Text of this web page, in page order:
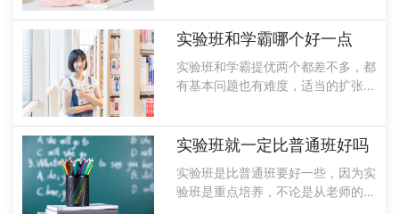
大学的几率比较高，因此想要进入到
你是否能......
实验班和学霸哪个好一点
实验班和学霸提优两个都差不多，都
有基本问题也有难度，适当的扩张问
霸的难题会比实验班稍微多一些，也
稍微难一点，因此提高实验班会更加
品牌的概......
实验班就一定比普通班好吗
实验班是比普通班要好一些，因为实
验班是重点培养，不论是从老师的资